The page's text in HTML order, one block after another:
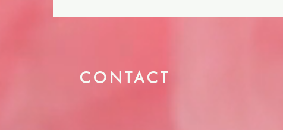
CONTACT